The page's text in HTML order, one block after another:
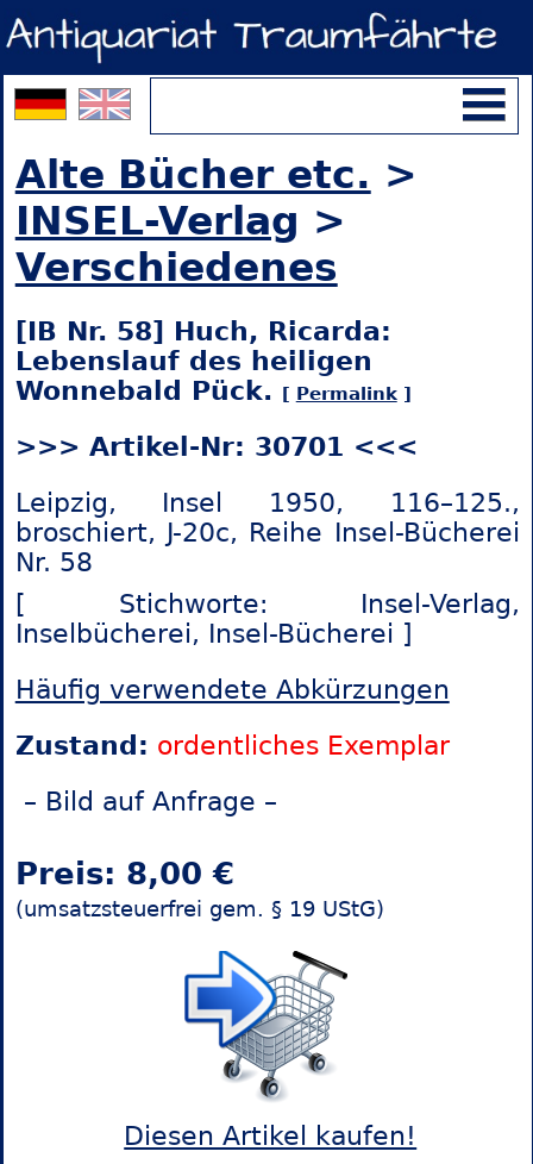
Alte Bücher etc. >
INSEL-Verlag >
Verschiedenes
[IB Nr. 58] Huch, Ricarda:
Lebenslauf des heiligen
Wonnebald Pück. [ Permalink]
>>> Artikel-Nr: 30701 <<<
Leipzig, Insel 1950, 116–125.,
broschiert, J-20c, Reihe Insel-Bücherei
Nr. 58
[ Stichworte: Insel-Verlag,
Inselbücherei, Insel-Bücherei ]
Häufig verwendete Abkürzungen
Zustand: ordentliches Exemplar
– Bild auf Anfrage –
Preis: 8,00 €
(umsatzsteuerfrei gem. § 19 UStG)
Diesen Artikel kaufen!